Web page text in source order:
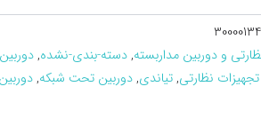
30000134
و دوربین مداربسته,دسته-بندی-نشده,
تجهیزات نظارتی,تیاندی,دوربین تحت شبکه,